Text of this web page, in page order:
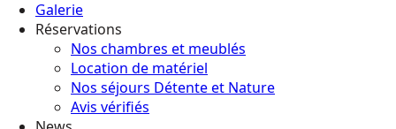
Galerie
Réservations
Nos chambres et meublés
Location de matériel
Nos séjours Détente et Nature
Avis vérifiés